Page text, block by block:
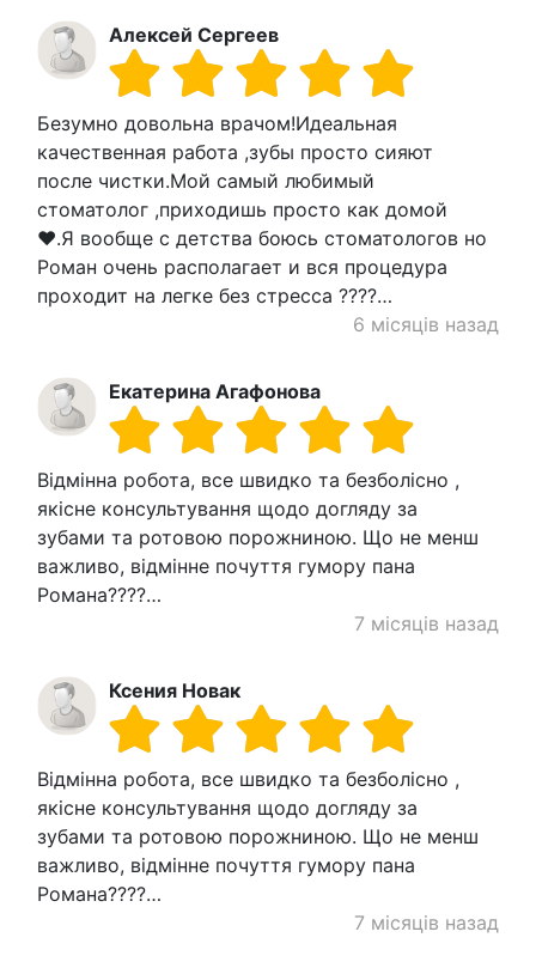
Алексей Сергеев
Безумно довольна врачом!Идеальная
качественная работа ,зубы просто сияют
после чистки.Мой самый любимый
стоматолог ,приходишь просто как домой
❤️.Я вообще с детства боюсь стоматологов но
Роман очень располагает и вся процедура
проходит на легке без стресса ????…
6 місяців назад
Екатерина Агафонова
Відмінна робота, все швидко та безболісно ,
якісне консультування щодо догляду за
зубами та ротовою порожниною. Що не менш
важливо, відмінне почуття гумору пана
Романа????…
7 місяців назад
Ксения Новак
Відмінна робота, все швидко та безболісно ,
якісне консультування щодо догляду за
зубами та ротовою порожниною. Що не менш
важливо, відмінне почуття гумору пана
Романа????…
7 місяців назад